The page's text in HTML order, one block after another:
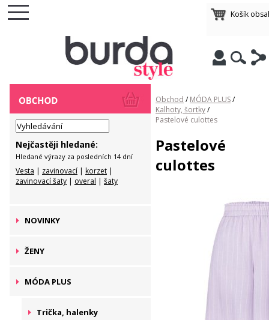
Košík
Nejčastěji hledané:
Hledané výrazy za posledních 14 dní
Vesta | zavinovací | korzet |
zavinovací šaty | overal | šaty
NOVINKY
ŽENY
MÓDA PLUS
Trička, halenky
Obchod / MÓDA PLUS/
Kalhoty, šortky/
Pastelové culottes
Pastelové
culottes